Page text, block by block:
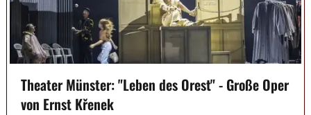
Theater Münster: "Leben des Orest" - Große Oper
von Ernst Křenek